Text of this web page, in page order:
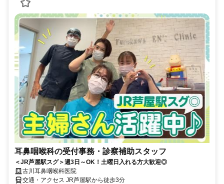
耳鼻咽喉科の受付事務・診察補助スタッフ
＜JR芦屋駅スグ＞週3日～OK！土曜日入れる方大歓迎◎
古川耳鼻咽喉科医院
交通・アクセス JR芦屋駅から徒歩3分